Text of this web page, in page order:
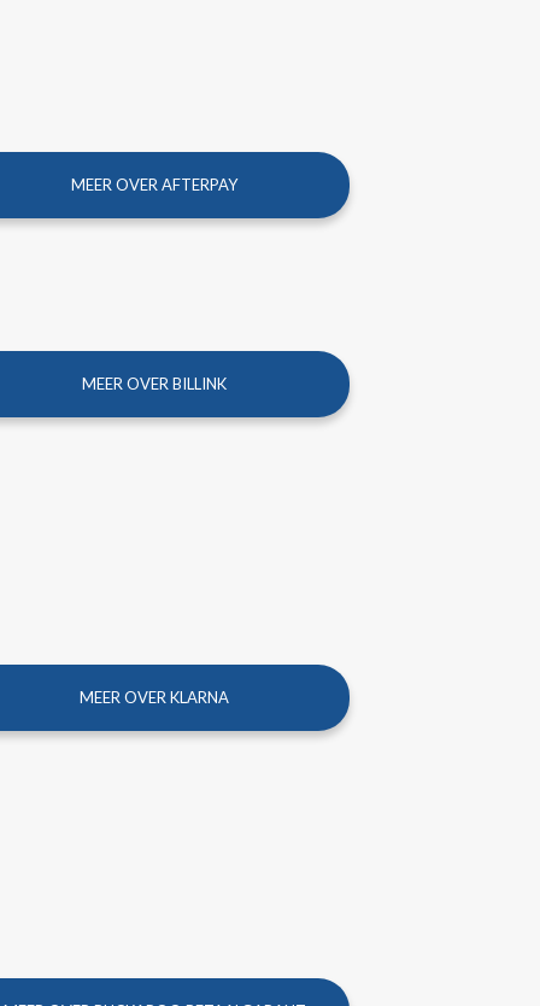
MEER OVER AFTERPAY
MEER OVER BILLINK
MEER OVER KLARNA